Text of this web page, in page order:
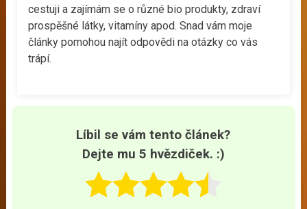
cestuji a zajímám se o různé bio produkty, zdraví
prospěšné látky, vitamíny apod. Snad vám moje
články pomohou najít odpovědi na otázky co vás
trápí.
Líbil se vám tento článek?
Dejte mu 5 hvězdiček. :)